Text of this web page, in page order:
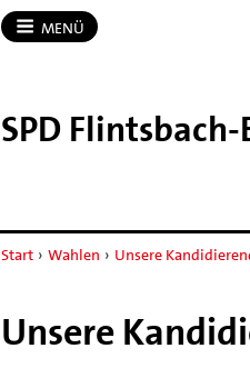
MENÜ
SPD
Start › Wahlen › Unsere
Unsere